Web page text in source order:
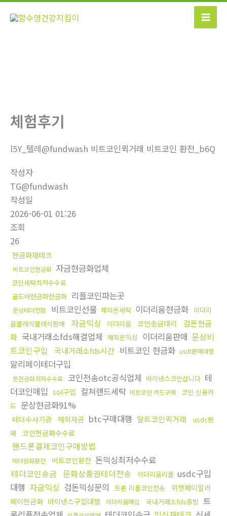
콘
체험후기
l5Y_텔레@fundwash 비트코인퀵거래 비트코인 환전_b6Q
작성자
TG@fundwash
작성일
2026-06-01 01:26
조회
26
현금화재테크
비트코인현금화 자금현금화업체
코인세탁최저수수료
골드바현금화현금화 리플코인파는곳
문상테더전환 비트코인선물 해외돈세탁 이더리움현금화 이더리
움클레식클레식판매
자금믹싱 이더리움 코인송금대리
검돈현금
화 국내거래소fds해결업체 해외돈믹싱 이더리움판매 문상비
트코인구입
국내거래소fds시간 비트코인 현금화 usdt판매대행
알리페이테더구입
돈현금화최저수수료 코인전송otc공식업체 바이낸스코인삽니다 테
더코인매입 sol구입 컬쳐랜드세탁 비트코인 카드구매
코인 신용카
드 문상현금화91%
테더수사기관 해외자금 btc구매대행 알트코인퀵거래
usdc판
매
코인현금화수수료
핸드폰결제코인구매방법
테더원화환전 비트코인환전 돈믹싱최저수수료
테더코인송금 문화상품권테더전송 이더리움리플 usdc구입
대행 자금믹싱 검돈믹싱문의 트론 리플코인전송
위챗페이알리
페이현금화 바이낸스구입대행 이더리움매입 국내거래소fds증빙
트